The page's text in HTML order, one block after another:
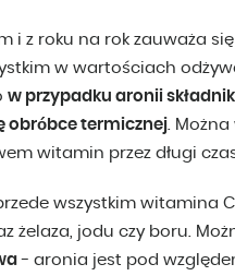
i z roku na rok zauważa
w wartościach
w przypadku aronii
obróbce termicznej. Można
witamin przez długi
wszystkim witamina
żelaza, jodu czy boru.
- aronia jest pod